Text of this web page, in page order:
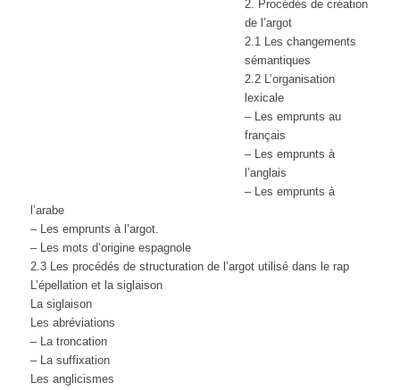
2. Procédés de création
de l’argot
2.1 Les changements
sémantiques
2.2 L’organisation
lexicale
– Les emprunts au
français
– Les emprunts à
l’anglais
– Les emprunts à
l’arabe
– Les emprunts à l’argot.
– Les mots d’origine espagnole
2.3 Les procédés de structuration de l’argot utilisé dans le rap
L’épellation et la siglaison
La siglaison
Les abréviations
– La troncation
– La suffixation
Les anglicismes